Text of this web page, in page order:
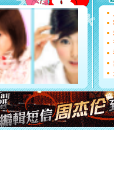
你是我专
[元旦]
如
起；二
离。水
[元旦]
当
泣，这
卖了。
[春节]
风
颜！冬
道一声平
[春节]传
片叶子是
送你一棵